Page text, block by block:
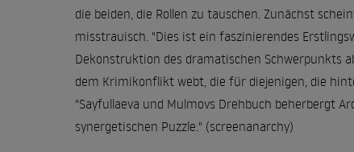
die beiden, die Rollen zu tauschen. Zunächst
misstrauisch. "Dies ist ein faszinierendes
Dekonstruktion des dramatischen Schwerpunkts
dem Krimikonflikt webt, die für diejenigen, die
"Sayfullaeva und Mulmovs Drehbuch beherbergt
synergetischen Puzzle." (screenanarchy)